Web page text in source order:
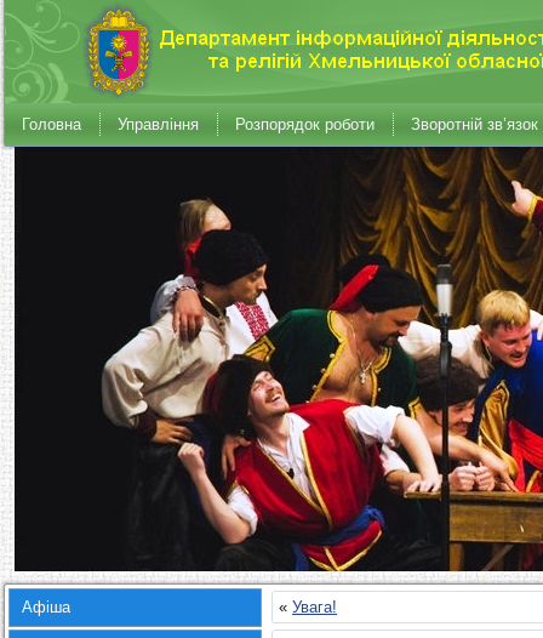
Головна Управління Розпорядок роботи Зворотній зв’язок
Афіша « Увага!